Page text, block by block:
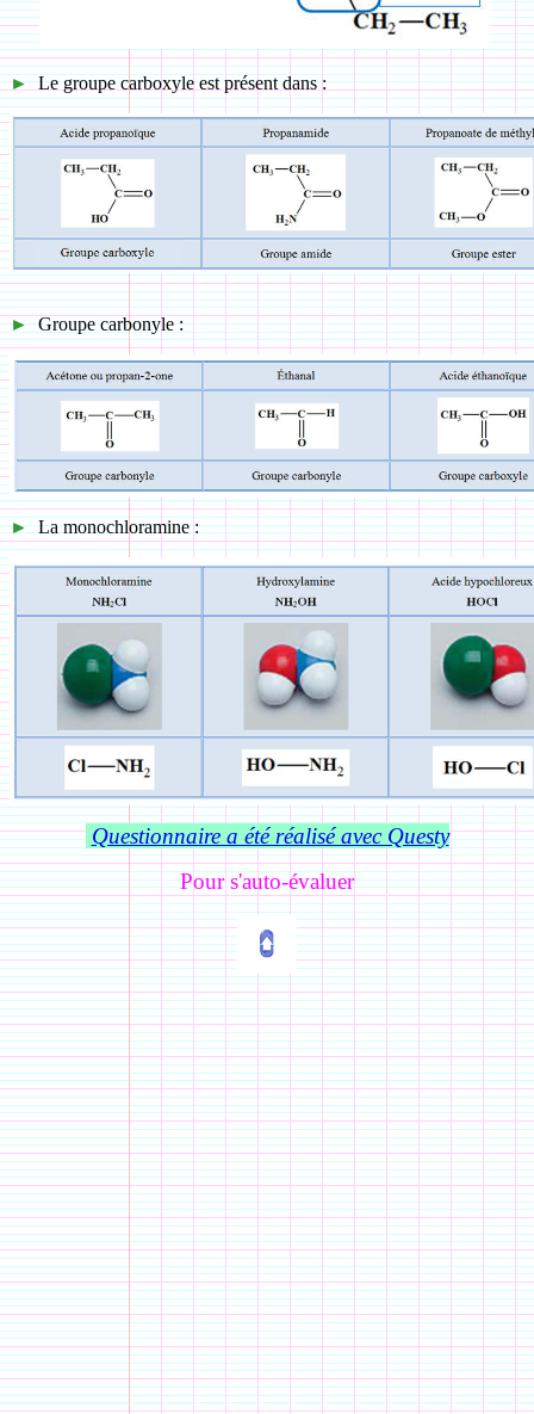
► Le groupe carboxyle est présent dans :
► Groupe carbonyle :
► La monochloramine :
Questionnaire a été réalisé avec Questy
Pour s'auto-évaluer